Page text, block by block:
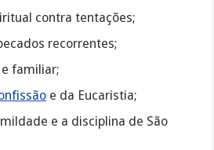
contra tentações;
recorrentes;
familiar;
e da Eucaristia;
e a disciplina de São